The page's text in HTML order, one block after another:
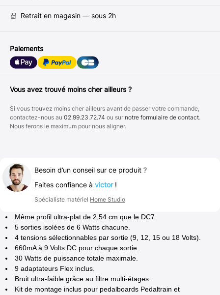
Retrait en magasin — sous 2h
Paiements
Vous avez trouvé moins cher ailleurs ?
Si vous trouvez moins cher ailleurs avant de passer votre commande,
contactez-nous au 02.99.23.72.74 ou sur notre formulaire de contact.
Nous ferons le maximum pour nous aligner.
Besoin d’un conseil sur ce produit ?
Faites confiance à victor!
Spécialiste matériel Home Studio
Même profil ultra-plat de 2,54 cm que le DC7.
5 sorties isolées de 6 Watts chacune.
4 tensions sélectionnables par sortie (9, 12, 15 ou 18 Volts).
660mA à 9 Volts DC pour chaque sortie.
30 Watts de puissance totale maximale.
9 adaptateurs Flex inclus.
Bruit ultra-faible grâce au filtre multi-étages.
Kit de montage inclus pour pedalboards Pedaltrain et